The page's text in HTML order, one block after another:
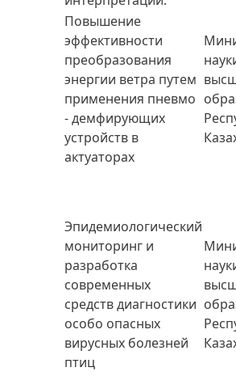
Повышение
эффективности
преобразования
энергии ветра путем
применения пневмо
- демфирующих
устройств в
актуаторах
Эпидемиологический
мониторинг и
разработка
современных
средств диагностики
особо опасных
вирусных болезней
птиц